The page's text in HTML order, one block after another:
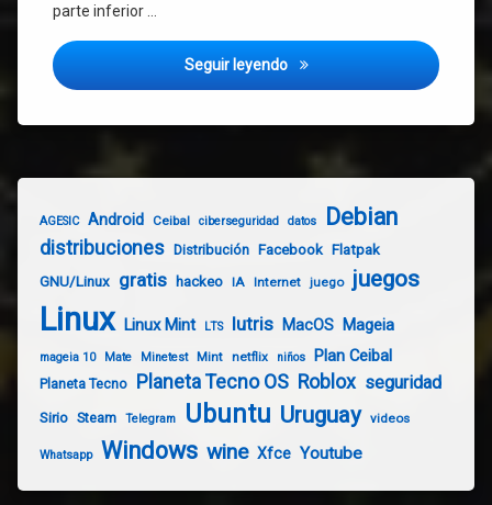
parte inferior …
Seguir leyendo Hackean la Web de
AGESIC Android Ceibal ciberseguridad datos Debian
distribuciones Distribución Facebook Flatpak
GNU/Linux gratis hackeo IA Internet juego juegos
Linux Linux Mint LTS lutris MacOS Mageia
mageia 10 Mate Minetest Mint netflix niños Plan Ceibal
Planeta Tecno Planeta Tecno OS Roblox seguridad
Sirio Steam Telegram Ubuntu Uruguay videos
Whatsapp Windows wine Xfce Youtube